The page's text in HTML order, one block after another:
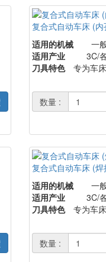
复合式自动车床 (内
适用的机械
一
适用产业
3C/
刀具特色
专为车
数量 :
复合式自动车床 (焊
适用的机械
一
适用产业
3C/
刀具特色
专为车
数量 :